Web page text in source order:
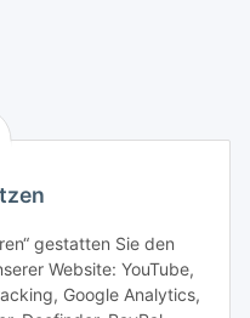
gestatten Sie den
Website: YouTube,
Google Analytics,